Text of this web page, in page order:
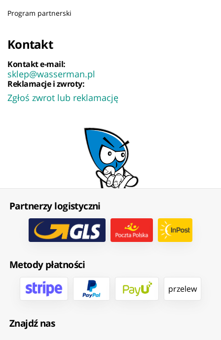
Program partnerski
Kontakt
Kontakt e-mail:
sklep@wasserman.pl
Reklamacje i zwroty:
Zgłoś zwrot lub reklamację
Partnerzy logistyczni
Metody płatności
przelew
Znajdź nas